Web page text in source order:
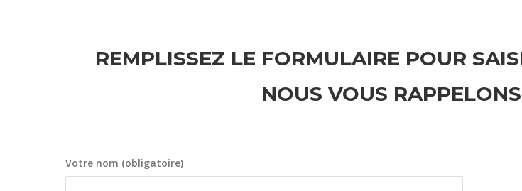
REMPLISSEZ LE FORMULAIRE POUR
NOUS VOUS
Votre nom (obligatoire)